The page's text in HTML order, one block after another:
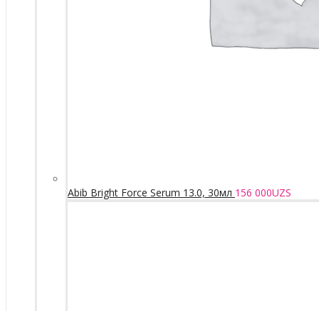
Abib Bright Force Serum 13.0, 30мл 156 000UZS